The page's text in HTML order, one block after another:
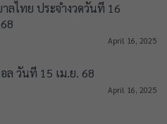
ลไทย ประจำงวดวันที่ 16
April 16, 2025
วันที่ 15 เม.ย. 68
April 16, 2025